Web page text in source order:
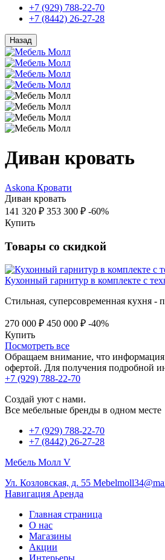
+7 (929) 788-22-70
+7 (8442) 26-27-28
Назад
Диван кровать
Askona Кровати
Диван кровать
141 320 ₽ 353 300 ₽ -60%
Купить
Товары со скидкой
Кухонный гарнитур в комплекте с
Стильная, суперсовременная кухня -
270 000 ₽ 450 000 ₽ -40%
Купить
Посмотреть все
Обращаем внимание, что информация
офертой. Для получения подробной
+7 (929) 788-22-70
Создай уют с нами.
Все мебельные бренды в одном месте
+7 (929) 788-22-70
+7 (8442) 26-27-28
Мебель Молл V
Ул. Козловская, д. 55
Навигация Аренда
Главная страница
О нас
Магазины
Акции